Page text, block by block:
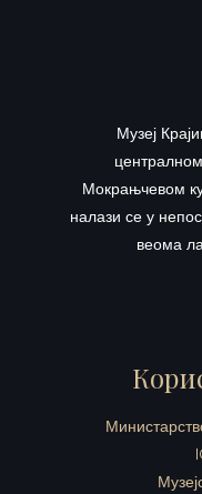
Музеј
Мокрањчевом
налази се у
веома